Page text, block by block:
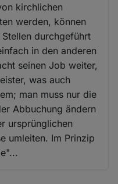
kirchlichen
werden, können
durchgeführt
in den anderen
seinen Job weiter,
was auch
man muss nur die
Abbuchung ändern
ursprünglichen
umleiten. Im Prinzip